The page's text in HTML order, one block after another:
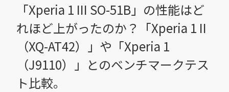
「Xperia 1 III SO-51B」の性能はど
れほど上がったのか？「Xperia 1 II
（XQ-AT42）」や「Xperia 1
（J9110）」とのベンチマークテス
ト比較。